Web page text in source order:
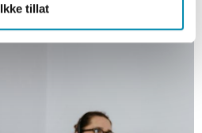
Ikke tillat